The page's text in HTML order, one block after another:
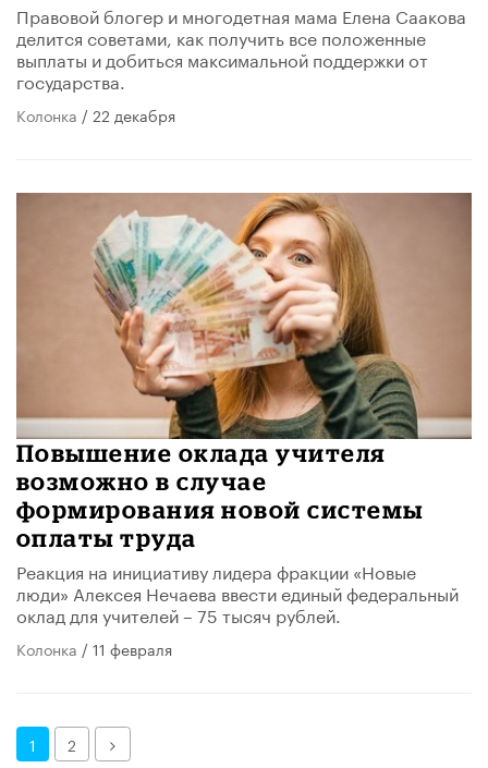
Правовой блогер и многодетная мама Елена Саакова
делится советами, как получить все положенные
выплаты и добиться максимальной поддержки от
государства.
Колонка / 22 декабря
Повышение оклада учителя
возможно в случае
формирования новой системы
оплаты труда
Реакция на инициативу лидера фракции «Новые
люди» Алексея Нечаева ввести единый федеральный
оклад для учителей – 75 тысяч рублей.
Колонка / 11 февраля
1 2 Далее